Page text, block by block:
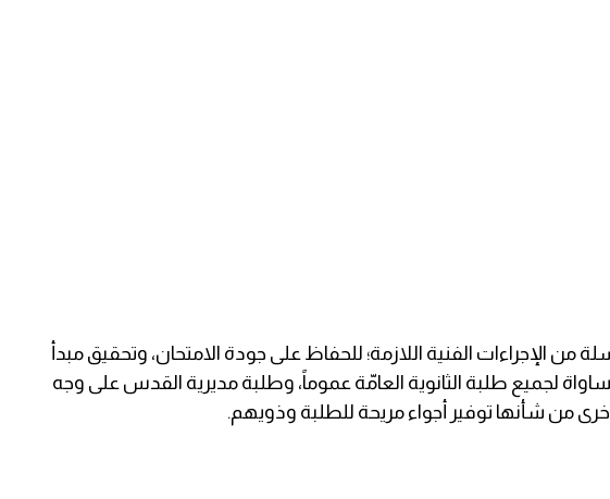
من الإجراءات الفنية اللازمة؛ للحفاظ على جودة الامتحان، وتحقيق مبدأ
لجميع طلبة الثانوية العامّة عموماً، وطلبة مديرية القدس على وجه
من شأنها توفير أجواء مريحة للطلبة وذويهم.